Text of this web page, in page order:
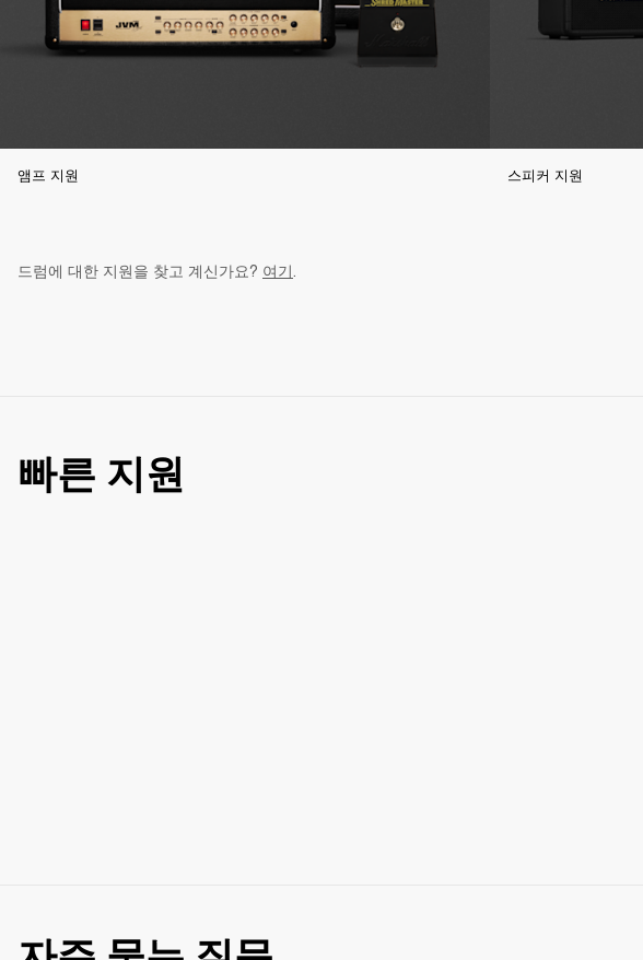
앰프 지원 스피커 지원
드럼에 대한 지원을 찾고 계신가요? 여기
빠른 지원